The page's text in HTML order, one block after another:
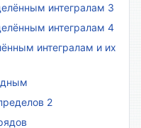
интегралам 3
интегралам 4
интегралам и их
2